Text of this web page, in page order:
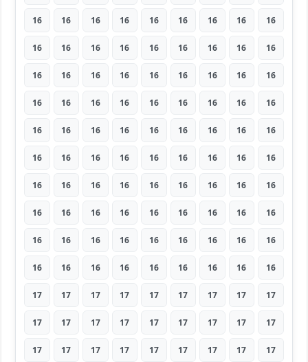
16 16 16 16 16 16 16 16 16
16 16 16 16 16 16 16 16 16
16 16 16 16 16 16 16 16 16
16 16 16 16 16 16 16 16 16
16 16 16 16 16 16 16 16 16
16 16 16 16 16 16 16 16 16
16 16 16 16 16 16 16 16 16
16 16 16 16 16 16 16 16 16
16 16 16 16 16 16 16 16 16
16 16 16 16 16 16 16 16 16
17 17 17 17 17 17 17 17 17
17 17 17 17 17 17 17 17 17
17 17 17 17 17 17 17 17 17